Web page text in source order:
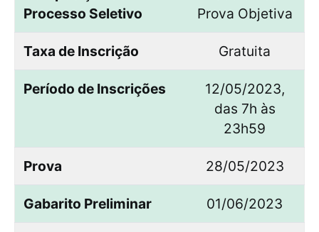
Processo Seletivo
Prova Objetiva
Taxa de Inscrição Gratuita
Período de Inscrições
12/05/2023,
das 7h às
23h59
Prova 28/05/2023
Gabarito Preliminar 01/06/2023